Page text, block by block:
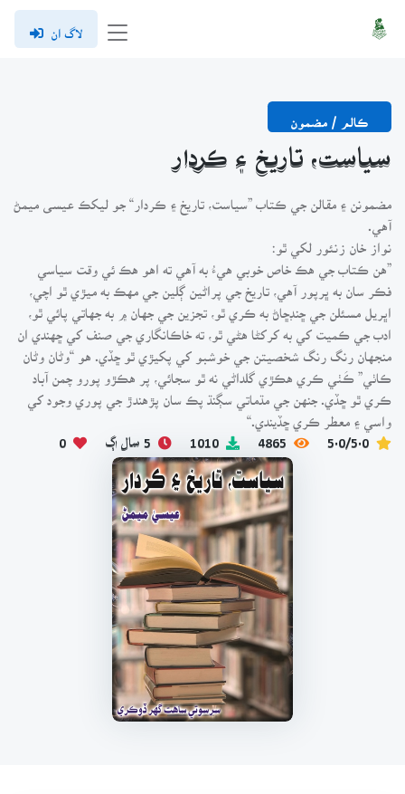
لاگ ان
ڪالم / مضمون
سياست، تاريخ ۽ ڪردار
مضمونن ۽ مقالن جي ڪتاب ”سياست، تاريخ ۽ ڪردار“ جو ليکڪ عيسى ميمڻ
آهي.
نواز خان زنئور لکي ٿو:
”هن ڪتاب جي هڪ خاص خوبي هيءُ به آهي ته اهو هڪ ئي وقت سياسي
فڪر سان به ڀرپور آهي، تاريخ جي پراڻين ڳلين جي مهڪ به ميڙي ٿو اچي،
اڀريل مسئلن جي ڇنڊڇاڻ به ڪري ٿو، تجزين جي جهان ۾ به جهاتي پائي ٿو،
ادب جي ڪميت کي به کرکڻا هڻي ٿو، ته خاڪانگاري جي صنف کي ڇهندي ان
منجهان رنگ رنگ شخصيتن جي خوشبو کي پکيڙي ٿو ڇڏي. هو “وڻان وڻان
ڪاٺي” ڪَٺي ڪري هڪڙي گلداڻي نه ٿو سجائي، پر هڪڙو پورو چمن آباد
ڪري ٿو ڇڏي. جنهن جي مڌماتي سڳنڌ پڪ سان پڙهندڙ جي پوري وجود کي
واسي ۽ معطر ڪري ڇڏيندي.“
5.0/5.0
4865
1010 5 سال اڳ 0